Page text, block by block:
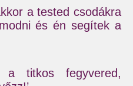
a tested csodákra
és én segítek a
a titkos fegyvered,